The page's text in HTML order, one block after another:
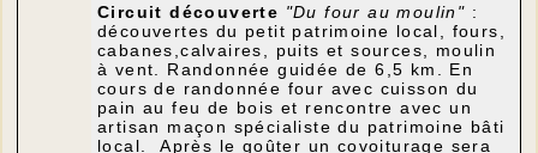
Circuit découverte "Du four au moulin" :
découvertes du petit patrimoine local, fours,
cabanes,calvaires, puits et sources, moulin
à vent. Randonnée guidée de 6,5 km. En
cours de randonnée four avec cuisson du
pain au feu de bois et rencontre avec un
artisan maçon spécialiste du patrimoine bâti
local. Après le goûter un covoiturage sera